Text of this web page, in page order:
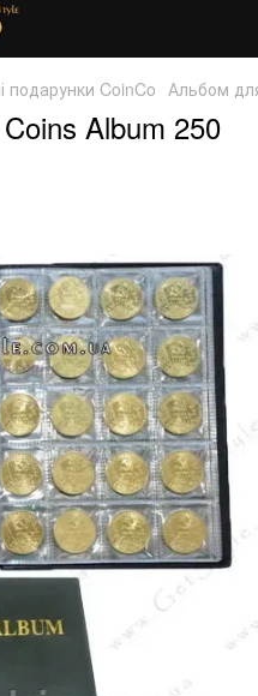
подарунки CoinCo Альбом
Album 250